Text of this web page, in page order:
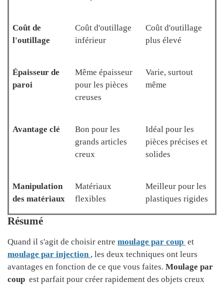
Coût de
l'outillage
Coût d'outillage
inférieur
Coût d'outillage
plus élevé
Épaisseur de
paroi
Même épaisseur
pour les pièces
creuses
Varie, surtout
même
Avantage clé
Bon pour les
grands articles
creux
Idéal pour les
pièces précises et
solides
Manipulation
des matériaux
Matériaux
flexibles
Meilleur pour les
plastiques rigides
Résumé
Quand il s'agit de choisir entre moulage par coup et
moulage par injection , les deux techniques ont leurs
avantages en fonction de ce que vous faites. Moulage par
coup est parfait pour créer rapidement des objets creux